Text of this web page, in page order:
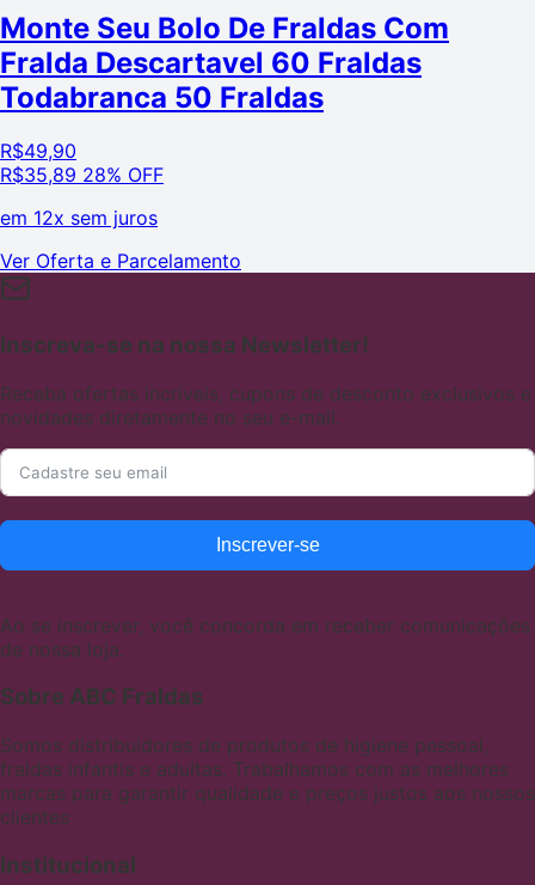
Monte Seu Bolo De Fraldas Com
Fralda Descartavel 60 Fraldas
Todabranca 50 Fraldas
R$49,90
R$35,89 28% OFF
em 12x sem juros
Ver Oferta e Parcelamento
Inscreva-se na nossa Newsletter!
Receba ofertas incríveis, cupons de desconto exclusivos e
novidades diretamente no seu e-mail.
Inscrever-se
Ao se inscrever, você concorda em receber comunicações
de nossa loja.
Sobre ABC Fraldas
Somos distribuidores de produtos de higiene pessoal,
fraldas infantis e adultas. Trabalhamos com as melhores
marcas para garantir qualidade e preços justos aos nossos
clientes
Institucional